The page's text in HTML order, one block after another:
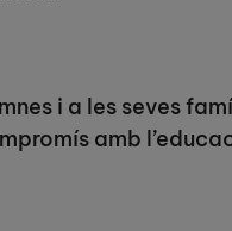
i a les seves
amb